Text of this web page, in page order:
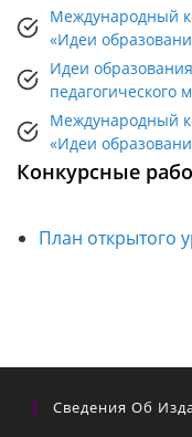
Международный
«Идеи
Идеи
педагогического
Международный
«Идеи
Конкурсные
План открытого
Сведения Об